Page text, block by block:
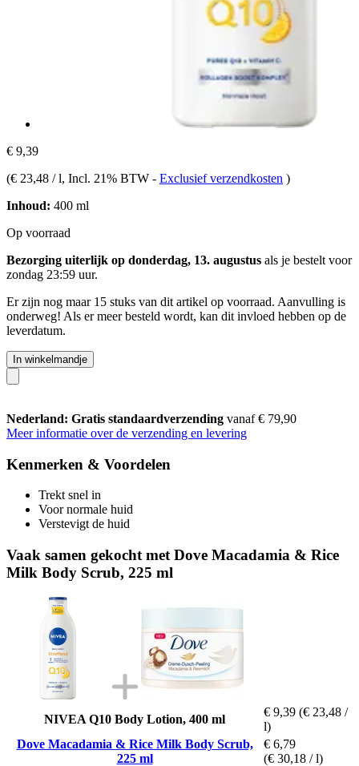
€ 9,39
(€ 23,48 / l, Incl. 21% BTW - Exclusief verzendkosten )
Inhoud: 400 ml
Op voorraad
Bezorging uiterlijk op donderdag, 13. augustus als je bestelt voor
zondag 23:59 uur.
Er zijn nog maar 15 stuks van dit artikel op voorraad. Aanvulling is
onderweg! Als er meer besteld wordt, kan dit invloed hebben op de
leverdatum.
In winkelmandje
Nederland: Gratis standaardverzending vanaf € 79,90
Meer informatie over de verzending en levering
Kenmerken & Voordelen
Trekt snel in
Voor normale huid
Verstevigt de huid
Vaak samen gekocht met Dove Macadamia & Rice
Milk Body Scrub, 225 ml
NIVEA Q10 Body Lotion, 400 ml
€ 9,39 (€ 23,48 /
l)
Dove Macadamia & Rice Milk Body Scrub,
225 ml
€ 6,79
(€ 30,18 / l)